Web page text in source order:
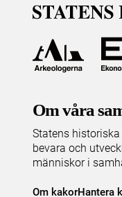
Om våra
Statens
bevara och
människor i
Om kakorHantera